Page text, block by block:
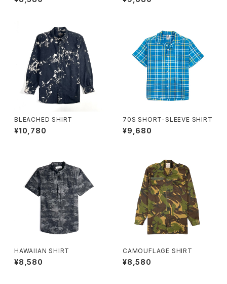
BLEACHED SHIRT
¥10,780
70S SHORT-SLEEVE SHIRT
¥9,680
HAWAIIAN SHIRT
¥8,580
CAMOUFLAGE SHIRT
¥8,580